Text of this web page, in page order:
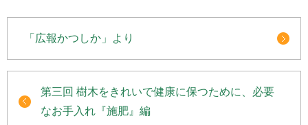
「広報かつしか」より
第三回 樹木をきれいで健康に保つために、必要
なお手入れ『施肥』編